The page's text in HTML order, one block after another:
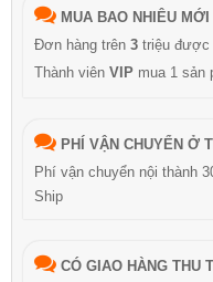
MUA BAO NHIÊU
Đơn hàng trên 3 triệu được
Thành viên VIP mua 1 sản
PHÍ VẬN CHUYỂN Ở
Phí vận chuyển nội thành
Ship
CÓ GIAO HÀNG THU